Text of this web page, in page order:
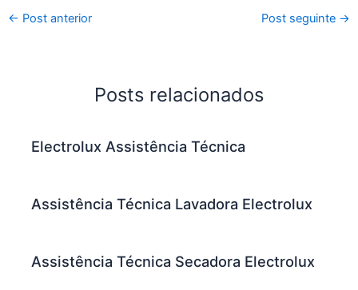
← Post anterior Post seguinte →
Posts relacionados
Electrolux Assistência Técnica
Assistência Técnica Lavadora Electrolux
Assistência Técnica Secadora Electrolux